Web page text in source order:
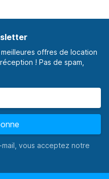
offres de location
! Pas de spam,
vous acceptez notre